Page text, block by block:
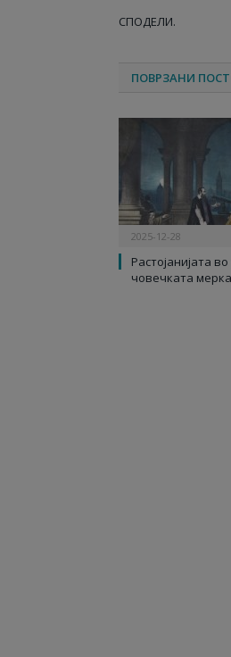
СПОДЕЛИ.
ПОВРЗАНИ
2025-12-28
Растојанијата
човечката